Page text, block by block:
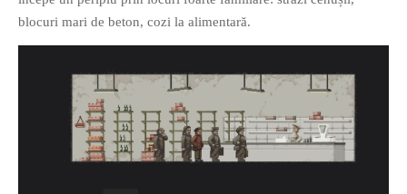
blocuri mari de beton, cozi la alimentară.